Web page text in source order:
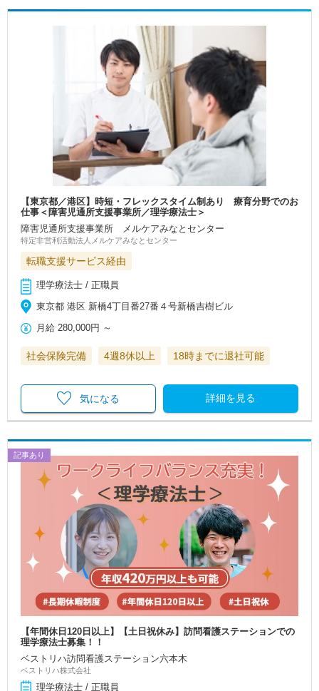
【東京都／港区】時短・フレックスタイム制あり 療育分野でのお
仕事＜障害児通所支援事業所／理学療法士＞
障害児通所支援事業所 メルケアみなとセンター
特定非営利活動法人メルケアみなとセンター
転職支援サービス経由
理学療法士 / 正職員
東京都 港区 新橋4丁目番27番４号新橋吉樹ビル
月給 280,000円 ～
社会保険完備 4週8休以上 18時までに退社可能
詳細を見る
気になる
記事あり
【年間休日120日以上】【土日祝休み】訪問看護ステーションでの
理学療法士募集！！
ベストリハ訪問看護ステーション六本木
ベストリハ株式会社
理学療法士 / 正職員